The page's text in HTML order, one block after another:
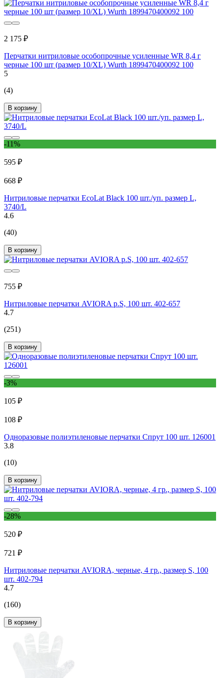
2 175 ₽
Перчатки нитриловые особопрочные усиленные WR 8,4 г
черные 100 шт (размер 10/XL) Wurth 1899470400092 100
5
(4)
В корзину
-11%
595 ₽
668 ₽
Нитриловые перчатки EcoLat Black 100 шт./уп. размер L,
3740/L
4.6
(40)
В корзину
755 ₽
Нитриловые перчатки AVIORA р.S, 100 шт. 402-657
4.7
(251)
В корзину
-3%
105 ₽
108 ₽
Одноразовые полиэтиленовые перчатки Спрут 100 шт. 126001
3.8
(10)
В корзину
-28%
520 ₽
721 ₽
Нитриловые перчатки AVIORA, черные, 4 гр., размер S, 100
шт. 402-794
4.7
(160)
В корзину